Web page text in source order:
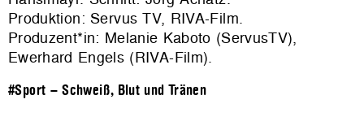
Produktion: Servus TV, RIVA-Film.
Produzent*in: Melanie Kaboto (ServusTV),
Ewerhard Engels (RIVA-Film).
#Sport – Schweiß, Blut und Tränen